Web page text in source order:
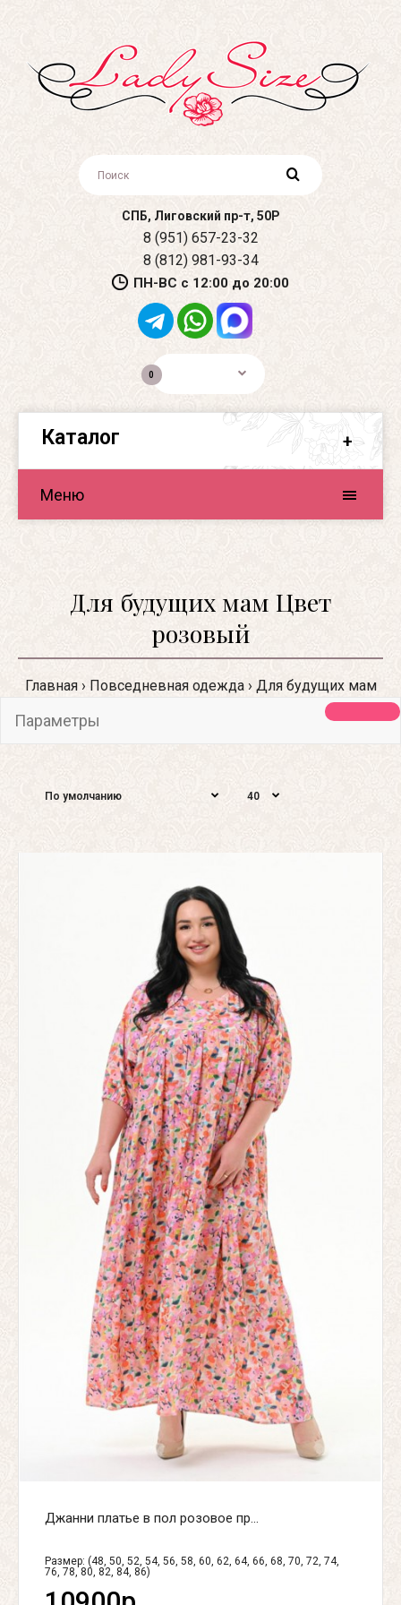
СПБ, Лиговский пр-т, 50Р
8 (951) 657-23-32
8 (812) 981-93-34
ПН-ВС с 12:00 до 20:00
0
Каталог
Меню
Для будущих мам Цвет
розовый
Главная Повседневная одежда Для будущих мам
Параметры
Джанни платье в пол розовое пр...
Размер: (48, 50, 52, 54, 56, 58, 60, 62, 64, 66, 68, 70, 72, 74,
76, 78, 80, 82, 84, 86)